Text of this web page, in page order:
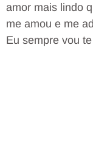
amor mais lindo
me amou e me
Eu sempre vou